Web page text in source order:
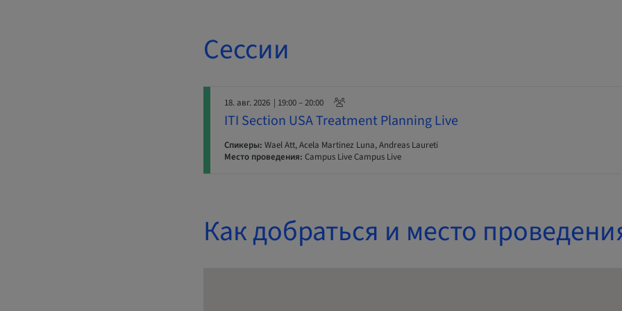
Сессии
18. авг. 2026 | 19:00 – 20:00
ITI Section USA Treatment Planning Live
Спикеры: Wael Att, Acela Martinez Luna, Andreas Laureti
Место проведения: Campus Live Campus Live
Как добраться и место